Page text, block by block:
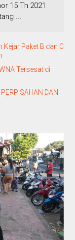
15 Th 2021
...
Paket B dan C
Tersesat di
DAN